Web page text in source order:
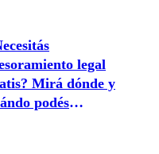
legal
Mirá dónde y
podés